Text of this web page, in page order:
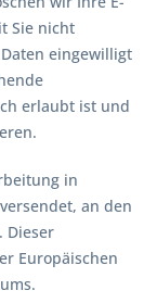
Sie nicht
eingewilligt
erlaubt ist und
in
an den
Dieser
Europäischen